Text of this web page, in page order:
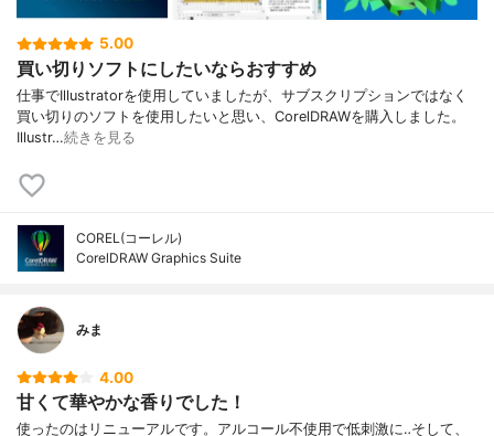
5.00
買い切りソフトにしたいならおすすめ
仕事でIllustratorを使用していましたが、サブスクリプションではなく
買い切りのソフトを使用したいと思い、CorelDRAWを購入しました。
Illustr…続きを見る
COREL(コーレル)
CorelDRAW Graphics Suite
みま
4.00
甘くて華やかな香りでした！
使ったのはリニューアルです。アルコール不使用で低刺激に‥そして、